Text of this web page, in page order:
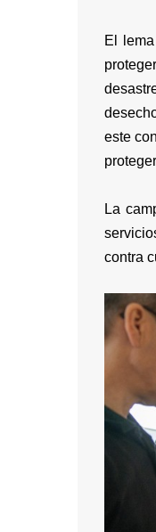
El
este
La
contra